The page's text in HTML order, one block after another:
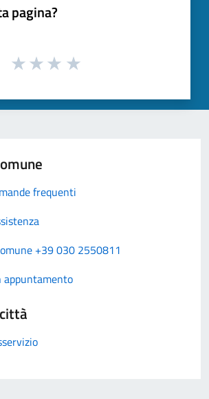
pagina?
frequenti
+39 030 2550811
appuntamento